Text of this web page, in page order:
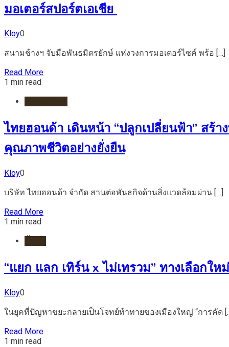
มอเตอร์สปอร์ตเอเชีย
Kloy0
สนามช้างฯ จับมือพันธมิตรยักษ์ แห่งวงการมอเตอร์ไซค์ พร้อ […]
Read More
1 min read
ไทยฮอนด้า เดินหน้า “ปลูกเปลี่ยนฟ้า” สร้
คุณภาพชีวิตอย่างยั่งยืน
Kloy0
บริษัท ไทยฮอนด้า จำกัด สานต่อพันธกิจด้านสิ่งแวดล้อมผ่าน […]
Read More
1 min read
“แยก แลก เทิร์น x ไม่เทรวม” ทางเลือกใ
Kloy0
ในยุคที่ปัญหาขยะกลายเป็นโจทย์ท้าทายของเมืองใหญ่ “การคัด
Read More
1 min read